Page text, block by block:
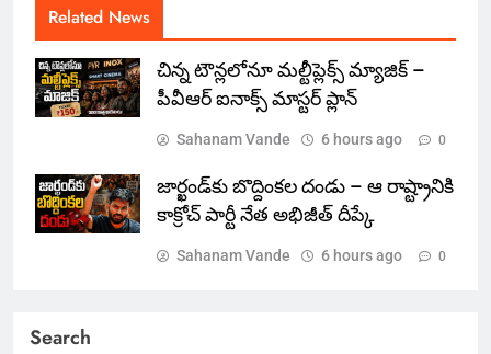
Related News
చిన్న టౌన్లలోనూ మల్టీప్లెక్స్‌ మ్యాజిక్ –
పీవీఆర్ ఐనాక్స్ మాస్టర్ ప్లాన్
Sahanam Vande 6 hours ago 0
జార్ఖండ్‌కు బొద్దింకల దండు – ఆ రాష్ట్రానికి
కాక్రోచ్ పార్టీ నేత అభిజీత్ దీప్కే
Sahanam Vande 6 hours ago 0
Search